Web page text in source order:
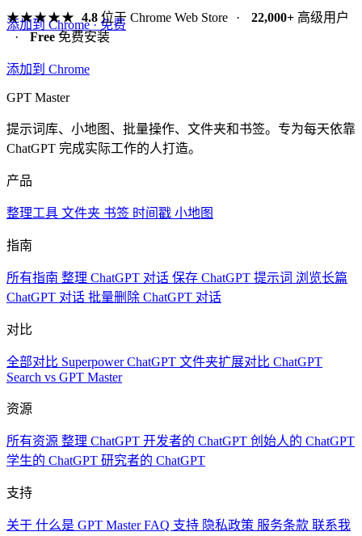
添加到 Chrome · 免费
★★★★★ 4.8位于 Chrome Web Store · 22,000+高级用户
·
Free 免费安装
添加到 Chrome
GPT Master
提示词库、小地图、批量操作、文件夹和书签。专为每天依靠
ChatGPT 完成实际工作的人打造。
产品
整理工具 文件夹 书签 时间戳 小地图
指南
所有指南 整理 ChatGPT 对话 保存 ChatGPT 提示词 浏览长篇
ChatGPT 对话 批量删除 ChatGPT 对话
对比
全部对比 Superpower ChatGPT 文件夹扩展对比 ChatGPT
Search vs GPT Master
资源
所有资源 整理 ChatGPT 开发者的 ChatGPT 创始人的 ChatGPT
学生的 ChatGPT 研究者的 ChatGPT
支持
关于 什么是 GPT MasterFAQ 支持 隐私政策 服务条款 联系我